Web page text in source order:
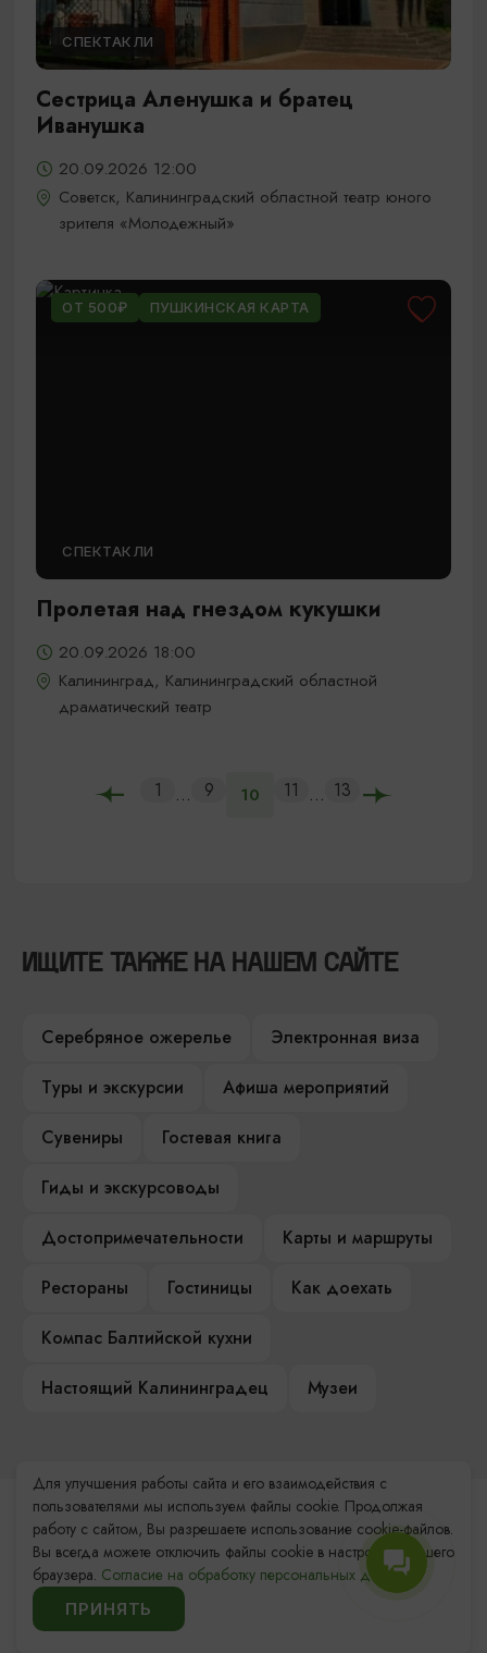
СПЕКТАКЛИ
Сестрица Аленушка и братец
Иванушка
20.09.2026 12:00
Советск, Калининградский областной театр юного
зрителя «Молодежный»
ОТ 500₽ ПУШКИНСКАЯ КАРТА
СПЕКТАКЛИ
Пролетая над гнездом кукушки
20.09.2026 18:00
Калининград, Калининградский областной
драматический театр
1 ... 9 10 11 ... 13
ИЩИТЕ ТАКЖЕ НА НАШЕМ САЙТЕ
Серебряное ожерелье
Электронная виза
Туры и экскурсии
Афиша мероприятий
Сувениры
Гостевая книга
Гиды и экскурсоводы
Достопримечательности
Карты и маршруты
Рестораны
Гостиницы
Как доехать
Компас Балтийской кухни
Настоящий Калининградец
Музеи
Контакты Туристского
информационного центра
+7 (4012) 555-200
Для улучшения работы сайта и его взаимодействия с
пользователями мы используем файлы cookie. Продолжая
работу с сайтом, Вы разрешаете использование cookie-файлов.
Вы всегда можете отключить файлы cookie в настройках Вашего
браузера. Согласие на обработку персональных данных.
ПРИНЯТЬ